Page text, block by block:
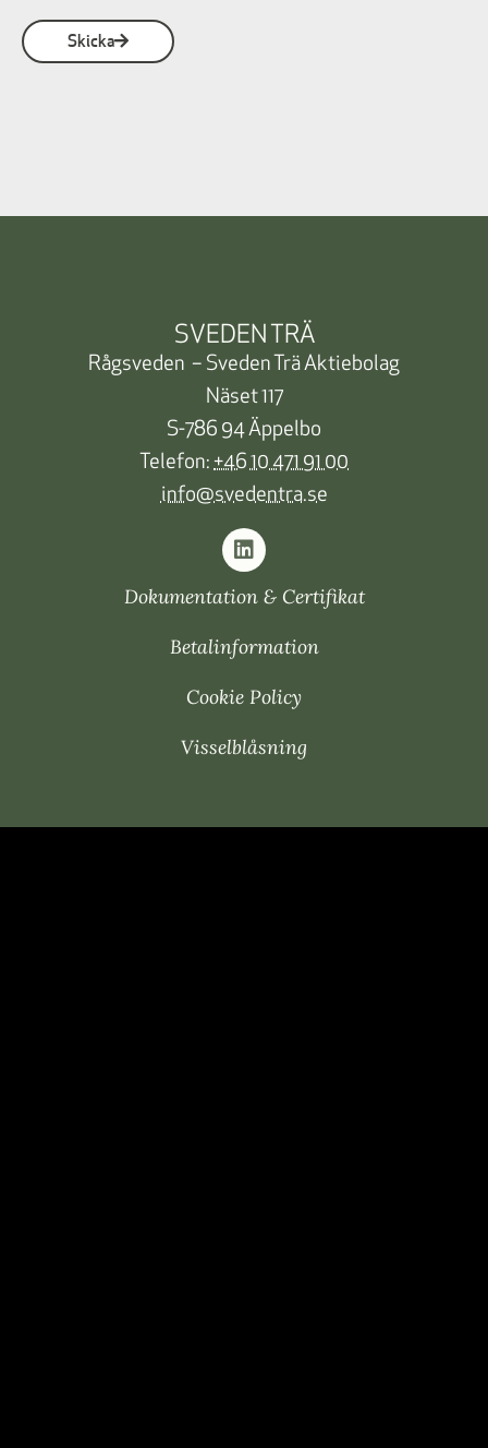
Skicka
SVEDEN TRÄ
Rågsveden – Sveden Trä Aktiebolag
Näset 117
S-786 94 Äppelbo
Telefon: +46 10 471 91 00
info@svedentra.se
Dokumentation & Certifikat
Betalinformation
Cookie Policy
Visselblåsning